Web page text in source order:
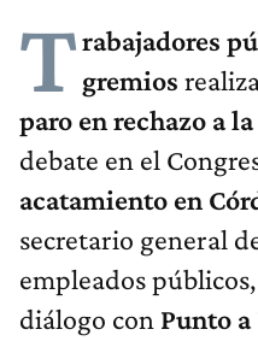
Trabajadores
gremios
paro en rechazo a
debate en el
acatamiento en
secretario general
empleados públicos,
diálogo con Punto